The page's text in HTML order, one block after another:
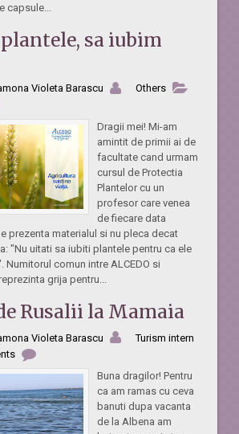
capsule...
sa iubim
Violeta Barascu
Others
Dragii mei! Mi-am
amintit de primii ai de
facultate cand urmam
cursul de Protectia
Plantelor cu un
profesor care venea
de fiecare data
prezenta materialul si nu pleca decat
"Nu uitati sa iubiti plantele pentru ca ele
Numitorul comun intre ALCEDO si
grija pentru...
Rusalii la Mamaia
Violeta Barascu
Turism intern
Buna dragilor! Pentru
ca am ramas cu ceva
banuti dupa vacanta
de la Albena am